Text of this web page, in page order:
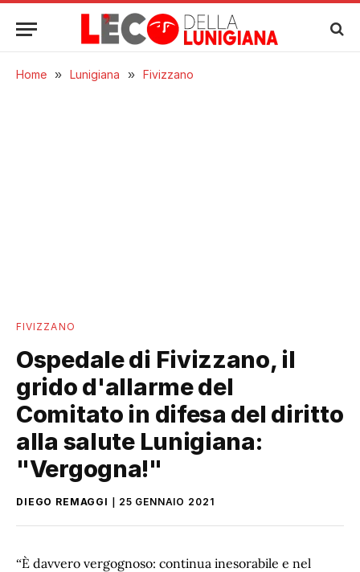
Home » Lunigiana » Fivizzano
FIVIZZANO
Ospedale di Fivizzano, il
grido d'allarme del
Comitato in difesa del diritto
alla salute Lunigiana:
"Vergogna!"
DIEGO REMAGGI 25 GENNAIO 2021
“È davvero vergognoso: continua inesorabile e nel